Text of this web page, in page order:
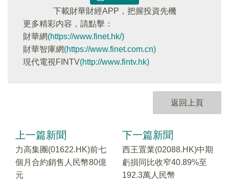
下載財華財經APP，把握投資先機
更多精彩内容，請點擊：
財華網(https://www.finet.hk/)
財華智庫網(https://www.finet.com.cn)
現代電視FINTV(http://www.fintv.hk)
返回上頁
上一篇新聞
力高集團(01622.HK)前七
個月合約銷售人民幣80億
元
下一篇新聞
西王置業(02088.HK)中期
虧損同比收窄40.89%至
192.3萬人民幣